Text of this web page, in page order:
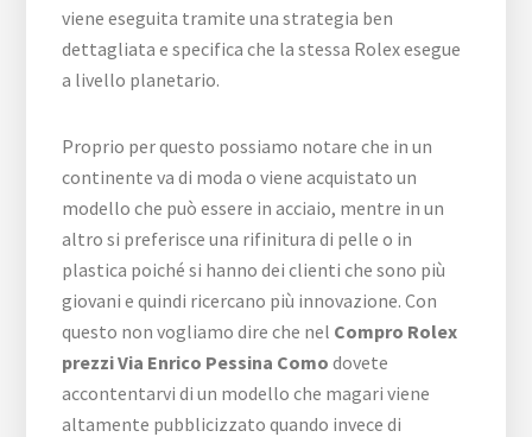
viene eseguita tramite una strategia ben
dettagliata e specifica che la stessa Rolex esegue
a livello planetario.
Proprio per questo possiamo notare che in un
continente va di moda o viene acquistato un
modello che può essere in acciaio, mentre in un
altro si preferisce una rifinitura di pelle o in
plastica poiché si hanno dei clienti che sono più
giovani e quindi ricercano più innovazione. Con
questo non vogliamo dire che nel Compro Rolex
prezzi Via Enrico Pessina Como dovete
accontentarvi di un modello che magari viene
altamente pubblicizzato quando invece di